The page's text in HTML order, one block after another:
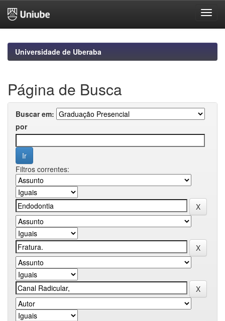
navigationUniversidade de Uberaba
Página de Busca
Buscar em:
por
Filtros correntes: